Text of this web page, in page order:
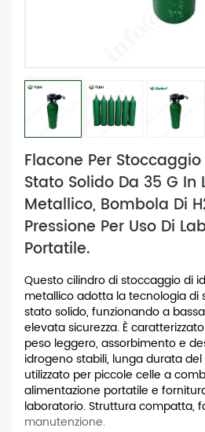
Flacone Per
Stato Solido Da 35 G In
Metallico, Bombola Di
Pressione Per Uso Di
Portatile.
Questo cilindro di stoccaggio di
metallico adotta la tecnologia di
stato solido, funzionando a
elevata sicurezza. È
peso leggero, assorbimento e
idrogeno stabili, lunga durata
utilizzato per piccole celle a
alimentazione portatile e
laboratorio. Struttura compatta,
manutenzione.